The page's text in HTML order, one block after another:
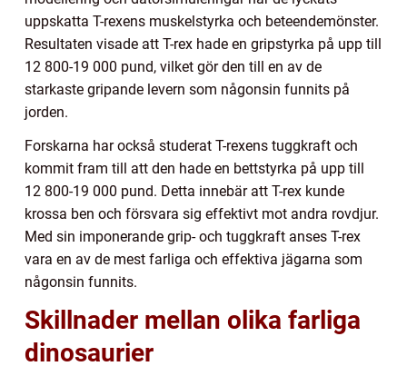
uppskatta T-rexens muskelstyrka och beteendemönster.
Resultaten visade att T-rex hade en gripstyrka på upp till
12 800-19 000 pund, vilket gör den till en av de
starkaste gripande levern som någonsin funnits på
jorden.
Forskarna har också studerat T-rexens tuggkraft och
kommit fram till att den hade en bettstyrka på upp till
12 800-19 000 pund. Detta innebär att T-rex kunde
krossa ben och försvara sig effektivt mot andra rovdjur.
Med sin imponerande grip- och tuggkraft anses T-rex
vara en av de mest farliga och effektiva jägarna som
någonsin funnits.
Skillnader mellan olika farliga
dinosaurier